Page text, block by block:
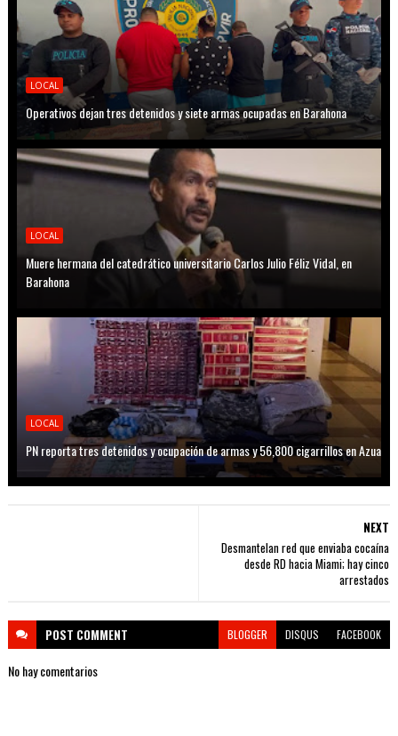
LOCAL
Operativos dejan tres detenidos y siete armas ocupadas en Barahona
LOCAL
Muere hermana del catedrático universitario Carlos Julio Féliz Vidal, en
Barahona
LOCAL
PN reporta tres detenidos y ocupación de armas y 56,800 cigarrillos en Azua
NEXT
Desmantelan red que enviaba cocaína
desde RD hacia Miami; hay cinco
arrestados
POST COMMENT BLOGGER DISQUS FACEBOOK
No hay comentarios